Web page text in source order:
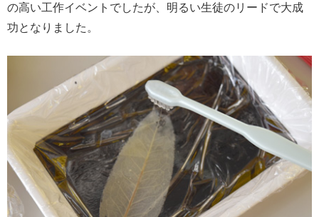
の高い工作イベントでしたが、明るい生徒のリードで大成
功となりました。